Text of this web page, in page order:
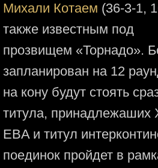
Михали Котаем (36-3-1,
также известным под
прозвищем «Торнадо».
запланирован на 12
на кону будут стоять
титула, принадлежаших
EBA и титул
поединок пройдет в